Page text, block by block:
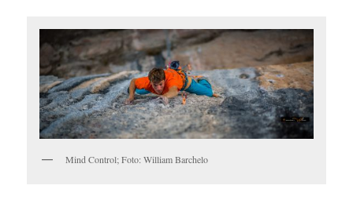
Mind Control; Foto: William Barchelo